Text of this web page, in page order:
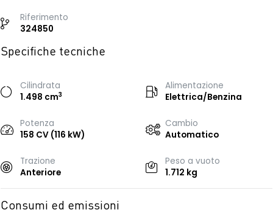
Riferimento
324850
Specifiche tecniche
Cilindrata
1.498 cm3
Alimentazione
Elettrica/Benzina
Potenza
158 CV (116 kW)
Cambio
Automatico
Trazione
Anteriore
Peso a vuoto
1.712 kg
Consumi ed emissioni